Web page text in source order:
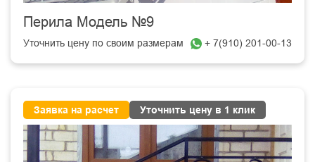
Перила Модель №9
Уточнить цену по своим размерам + 7(910) 201-00-13
Заявка на расчет Уточнить цену в 1 клик